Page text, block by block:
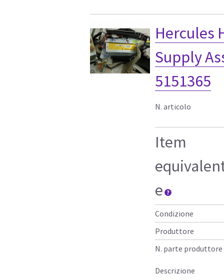
Hercules
Supply
5151365
N. articolo
Item
e
Condizione
Produttore
N. parte produttore
Descrizione